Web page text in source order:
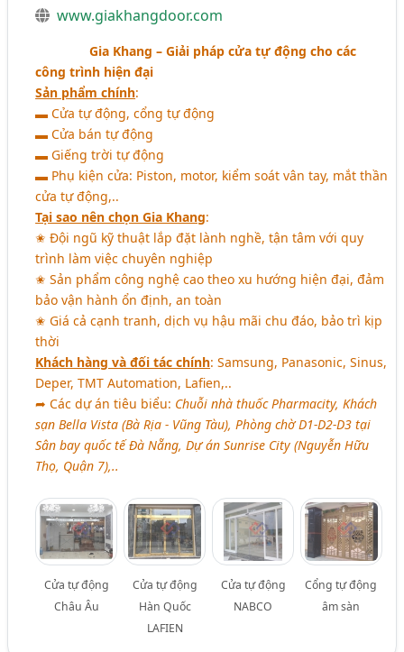
www.giakhangdoor.com
Gia Khang – Giải pháp cửa tự động cho các
công trình hiện đại
Sản phẩm chính:
▬ Cửa tự động, cổng tự động
▬ Cửa bán tự động
▬ Giếng trời tự động
▬ Phụ kiện cửa: Piston, motor, kiểm soát vân tay, mắt thần
cửa tự động,..
Tại sao nên chọn Gia Khang:
✬ Đội ngũ kỹ thuật lắp đặt lành nghề, tận tâm với quy
trình làm việc chuyên nghiệp
✬ Sản phẩm công nghệ cao theo xu hướng hiện đại, đảm
bảo vận hành ổn định, an toàn
✬ Giá cả cạnh tranh, dịch vụ hậu mãi chu đáo, bảo trì kịp
thời
Khách hàng và đối tác chính: Samsung, Panasonic, Sinus,
Deper, TMT Automation, Lafien,..
➦ Các dự án tiêu biểu: Chuỗi nhà thuốc Pharmacity, Khách
sạn Bella Vista (Bà Rịa - Vũng Tàu), Phòng chờ D1-D2-D3 tại
Sân bay quốc tế Đà Nẵng, Dự án Sunrise City (Nguyễn Hữu
Thọ, Quận 7),..
Cửa tự động
Châu Âu
Cửa tự động
Hàn Quốc
LAFIEN
Cửa tự động
NABCO
Cổng tự động
âm sàn